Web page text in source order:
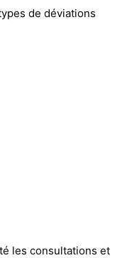
de déviations
les consultations et